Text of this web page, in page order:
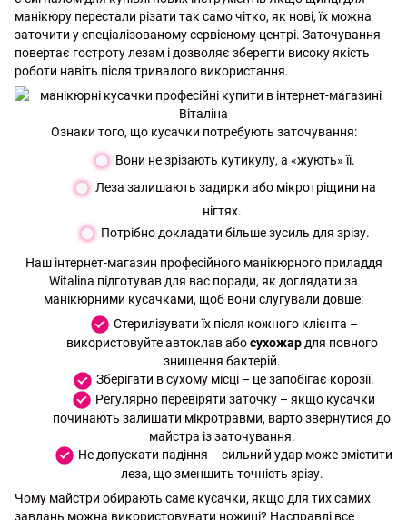
манікюру перестали різати так само чітко, як нові, їх можна
заточити у спеціалізованому сервісному центрі. Заточування
повертає гостроту лезам і дозволяє зберегти високу якість
роботи навіть після тривалого використання.
Ознаки того, що кусачки потребують заточування:
Вони не зрізають кутикулу, а «жують» її.
Леза залишають задирки або мікротріщини на
нігтях.
Потрібно докладати більше зусиль для зрізу.
Наш інтернет-магазин професійного манікюрного приладдя
Witalina підготував для вас поради, як доглядати за
манікюрними кусачками, щоб вони слугували довше:
Стерилізувати їх після кожного клієнта –
використовуйте автоклав абосухожардля повного
знищення бактерій.
Зберігати в сухому місці – це запобігає корозії.
Регулярно перевіряти заточку – якщо кусачки
починають залишати мікротравми, варто звернутися до
майстра із заточування.
Не допускати падіння – сильний удар може змістити
леза, що зменшить точність зрізу.
Чому майстри обирають саме кусачки, якщо для тих самих
завдань можна використовувати ножиці? Насправді все